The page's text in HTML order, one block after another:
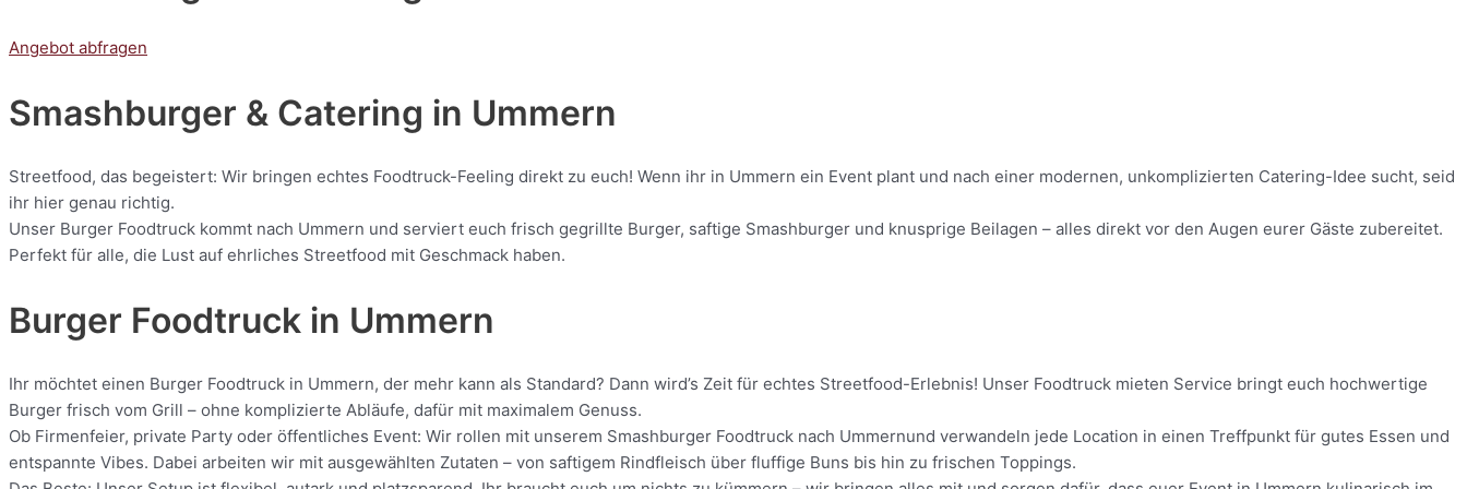
Angebot abfragen
Smashburger & Catering in Ummern
Streetfood, das begeistert: Wir bringen echtes Foodtruck-Feeling direkt zu euch! Wenn ihr in Ummern ein Event plant und nach einer modernen, unkomplizierten Catering-Idee sucht, seid
ihr hier genau richtig.
Unser Burger Foodtruck kommt nach Ummern und serviert euch frisch gegrillte Burger, saftige Smashburger und knusprige Beilagen – alles direkt vor den Augen eurer Gäste zubereitet.
Perfekt für alle, die Lust auf ehrliches Streetfood mit Geschmack haben.
Burger Foodtruck in Ummern
Ihr möchtet einen Burger Foodtruck in Ummern, der mehr kann als Standard? Dann wird’s Zeit für echtes Streetfood-Erlebnis! Unser Foodtruck mieten Service bringt euch hochwertige
Burger frisch vom Grill – ohne komplizierte Abläufe, dafür mit maximalem Genuss.
Ob Firmenfeier, private Party oder öffentliches Event: Wir rollen mit unserem Smashburger Foodtruck nach Ummernund verwandeln jede Location in einen Treffpunkt für gutes Essen und
entspannte Vibes. Dabei arbeiten wir mit ausgewählten Zutaten – von saftigem Rindfleisch über fluffige Buns bis hin zu frischen Toppings.